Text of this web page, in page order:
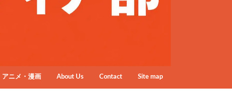
アニメ・漫画 About Us Contact Site map